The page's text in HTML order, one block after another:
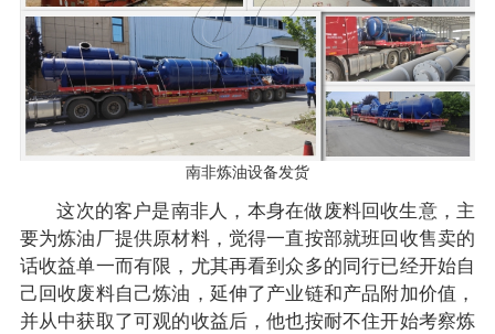
南非炼油设备发货
这次的客户是南非人，本身在做废料回收生意，主
要为炼油厂提供原材料，觉得一直按部就班回收售卖的
话收益单一而有限，尤其再看到众多的同行已经开始自
己回收废料自己炼油，延伸了产业链和产品附加价值，
并从中获取了可观的收益后，他也按耐不住开始考察炼